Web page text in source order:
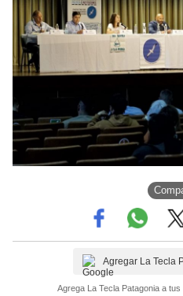
Agregar La Tecla
Agrega La Tecla Patagonia a